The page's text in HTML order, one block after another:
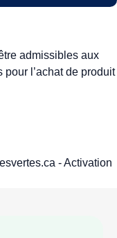
admissibles aux
l’achat de produit